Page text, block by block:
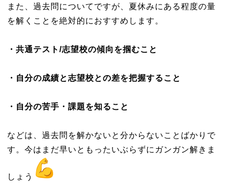
また、過去問についてですが、夏休みにある程度の量
を解くことを絶対的におすすめします。
・共通テスト/志望校の傾向を掴むこと
・自分の成績と志望校との差を把握すること
・自分の苦手・課題を知ること
などは、過去問を解かないと分からないことばかりで
す。今はまだ早いともったいぶらずにガンガン解きま
しょう